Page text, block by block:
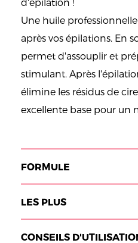
Une huile
après vos épilations. En
permet d'assouplir et
stimulant. Après
élimine les résidus de
excellente base pour un
FORMULE
LES PLUS
CONSEILS